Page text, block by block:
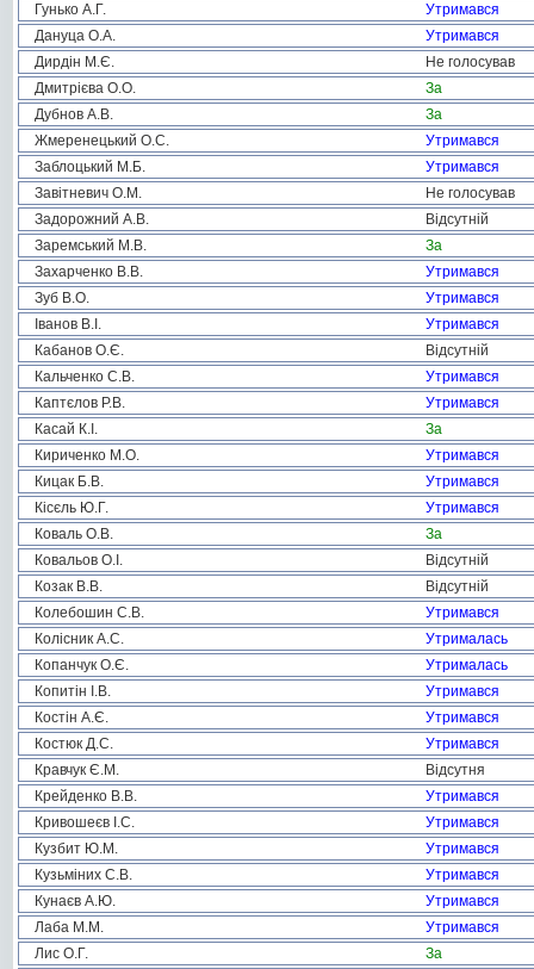
Гунько А.Г.
Утримався
Дануца О.А.
Утримався
Дирдін М.Є.
Не голосував
Дмитрієва О.О.
За
Дубнов А.В.
За
Жмеренецький О.С.
Утримався
Заблоцький М.Б.
Утримався
Завітневич О.М.
Не голосував
Задорожний А.В.
Відсутній
Заремський М.В.
За
Захарченко В.В.
Утримався
Зуб В.О.
Утримався
Іванов В.І.
Утримався
Кабанов О.Є.
Відсутній
Кальченко С.В.
Утримався
Каптєлов Р.В.
Утримався
Касай К.І.
За
Кириченко М.О.
Утримався
Кицак Б.В.
Утримався
Кісєль Ю.Г.
Утримався
Коваль О.В.
За
Ковальов О.І.
Відсутній
Козак В.В.
Відсутній
Колебошин С.В.
Утримався
Колісник А.С.
Утрималась
Копанчук О.Є.
Утрималась
Копитін І.В.
Утримався
Костін А.Є.
Утримався
Костюк Д.С.
Утримався
Кравчук Є.М.
Відсутня
Крейденко В.В.
Утримався
Кривошеєв І.С.
Утримався
Кузбит Ю.М.
Утримався
Кузьміних С.В.
Утримався
Кунаєв А.Ю.
Утримався
Лаба М.М.
Утримався
Лис О.Г.
За